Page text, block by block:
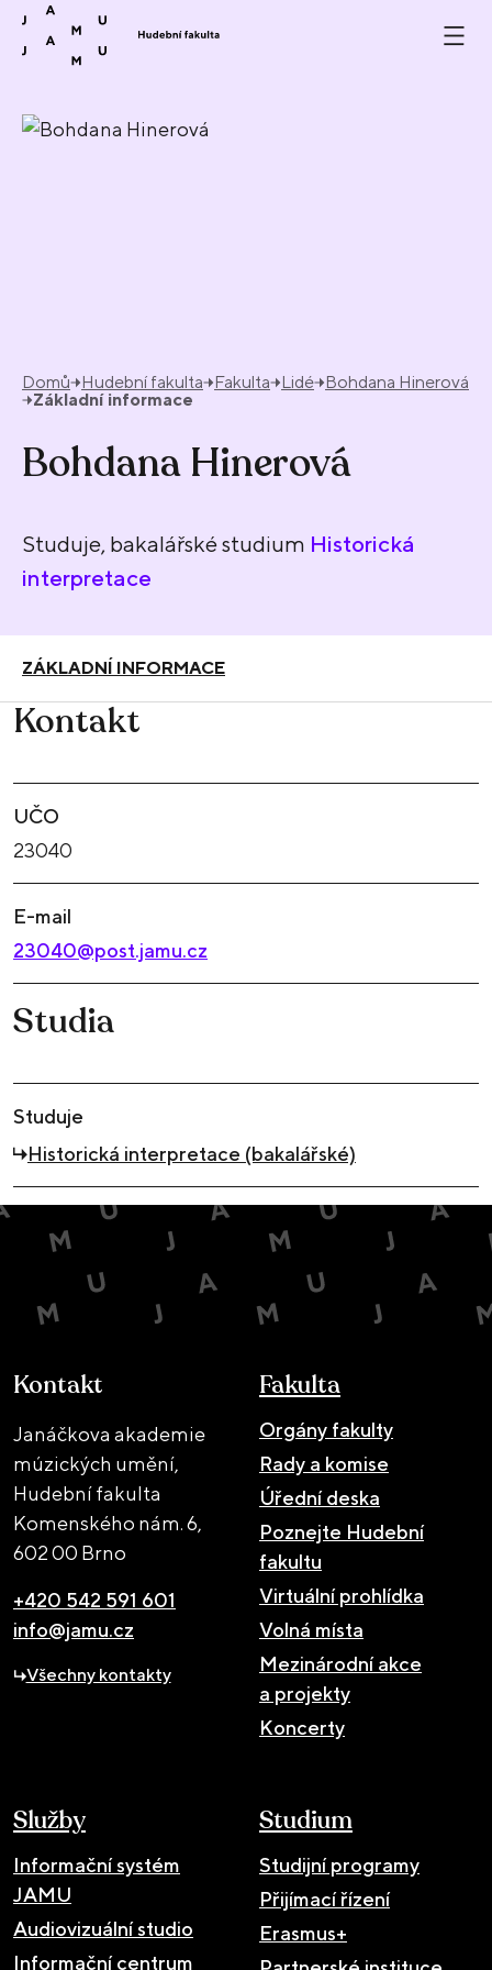
Přeskočit na obsah
Domů Hudební fakulta Fakulta Lidé Bohdana Hinerová
Základní informace
Bohdana Hinerová
Studuje, bakalářské studium Historická
interpretace
ZÁKLADNÍ INFORMACE
Kontakt
UČO
23040
E-mail
23040@post.jamu.cz
Studia
Studuje
Historická interpretace (bakalářské)
Kontakt
Janáčkova akademie
múzických umění,
Hudební fakulta
Komenského nám. 6,
602 00 Brno
+420 542 591 601
info@jamu.cz
Všechny kontakty
Fakulta
Orgány fakulty
Rady a komise
Úřední deska
Poznejte Hudební
fakultu
Virtuální prohlídka
Volná místa
Mezinárodní akce
a projekty
Koncerty
Služby
Informační systém
JAMU
Audiovizuální studio
Informační centrum
Studium
Studijní programy
Přijímací řízení
Erasmus+